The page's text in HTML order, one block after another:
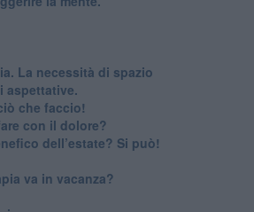
La necessità di spazio
aspettative.
che faccio!
con il dolore?
dell’estate? Si può!
va in vacanza?